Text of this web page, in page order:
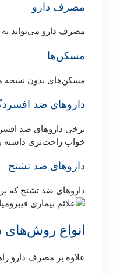
مصرف دارو
مصرف دارو می‌تواند به
مسکن‌ها
مسکن‌های بدون نسخه
داروهای ضد
برخی داروهای ضد
خواب راحت‌تری داشته
داروهای ضد تشنج
داروهای ضد تشنج که
انواع روش‌های
علاوه بر مصرف دارو